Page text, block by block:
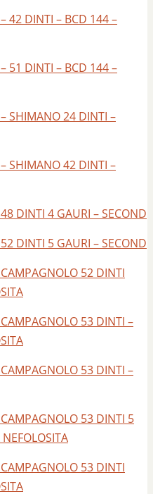
42 DINTI – BCD 144 –
51 DINTI – BCD 144 –
SHIMANO 24 DINTI –
SHIMANO 42 DINTI –
DINTI 4 GAURI – SECOND
DINTI 5 GAURI – SECOND
52 DINTI
53 DINTI –
53 DINTI –
53 DINTI 5
53 DINTI